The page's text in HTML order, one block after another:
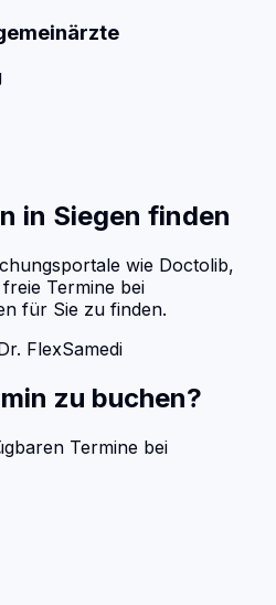
in Siegen finden
wie Doctolib,
Termine bei
für Sie zu finden.
FlexSamedi
zu buchen?
Termine bei